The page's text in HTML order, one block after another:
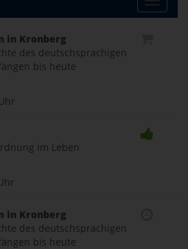
Toggle
in Kronberg
des deutschsprachigen
bis heute
im Leben
in Kronberg
des deutschsprachigen
bis heute